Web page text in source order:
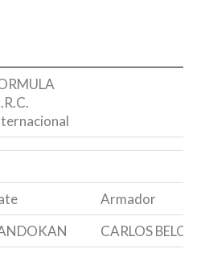
Armador
CARLOS